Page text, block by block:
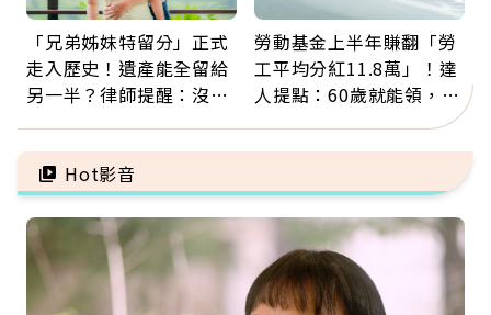
「兄弟姊妹特留分」正式
走入歷史！遺產能全留給
另一半？律師提醒：沒做
勞動基金上半年賺翻「勞
工平均分紅11.8萬」！達
人提點：60歲就能領，重
新就業還有隱藏版退休金
Hot影音